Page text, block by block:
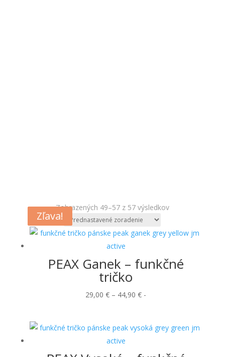
Zobrazených 49–57 z 57 výsledkov
Zľava!
PEAX Ganek – funkčné
tričko
29,00€ – 44,90€Price
through
-
Zľava!